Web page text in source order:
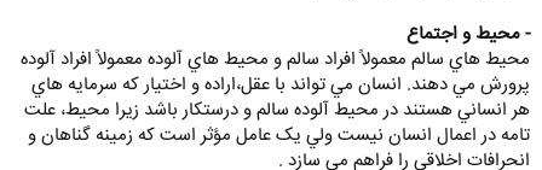
- محيط و اجتماع
محيط هاي سالم معمولاً افراد سالم و محيط هاي آلوده معمولاً افراد آلوده
پرورش مي دهند. انسان مي تواند با عقل،اراده و اختيار که سرمايه هاي
هر انساني هستند در محيط آلوده سالم و درستکار باشد زيرا محيط، علت
تامه در اعمال انسان نيست ولي يک عامل مؤثر است که زمينه گناهان و
انحرافات اخلاقي را فراهم مي سازد .